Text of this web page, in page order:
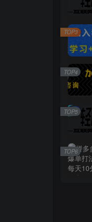
TOP3
TOP4
TOP5
TOP6